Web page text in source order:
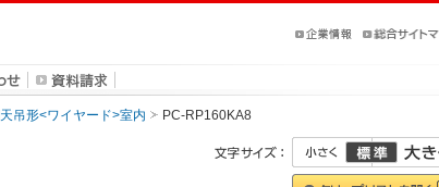
吊形<ワイヤード>室内 PC-RP160KA8